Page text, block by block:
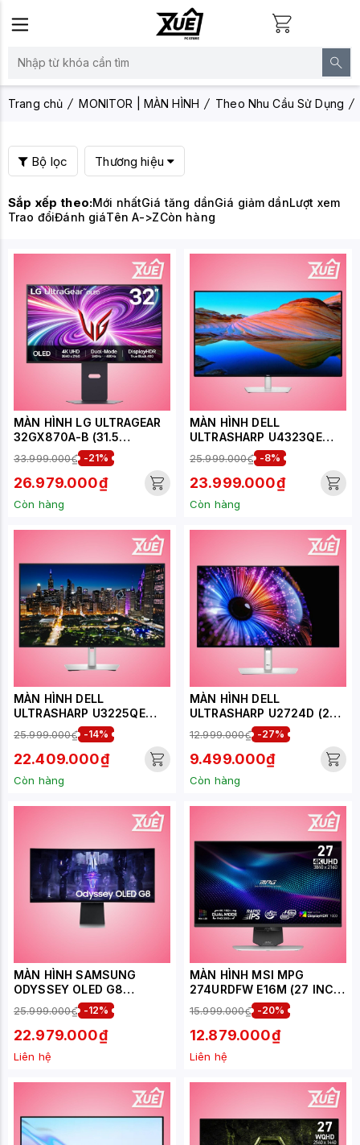
Trang chủ MONITOR | MÀN HÌNH Theo Nhu Cầu Sử Dụng
Bộ lọc Thương hiệu
Sắp xếp theo:Mới nhấtGiá tăng dầnGiá giảm dầnLượt xem
Trao đổiĐánh giáTên A->ZCòn hàng
MÀN HÌNH LG ULTRAGEAR
32GX870A-B (31.5
INCH/OLED/UHD-
240HZ/FHD-
480HZ/0.03MS/USB-C)
33.999.000₫ -21%
26.979.000₫
Còn hàng
MÀN HÌNH DELL
ULTRASHARP U4323QE
INCH/4K/IPS/60HZ/5MS)
25.999.000₫ -8%
23.999.000₫
Còn hàng
MÀN HÌNH DELL
ULTRASHARP U3225QE
(31.5 INCH - IPS - 4K -
120HZ - 5MS)
25.999.000₫ -14%
22.409.000₫
Còn hàng
MÀN HÌNH DELL
ULTRASHARP U2724D (27
INCH/QHD/IPS/120HZ/5MS/
USB-C)
12.999.000₫ -27%
9.499.000₫
Còn hàng
MÀN HÌNH SAMSUNG
ODYSSEY OLED G8
LS34BG850SEXXV (34
INCH/WQHD/OLED/175HZ/0
.1MS/CONG)
25.999.000₫ -12%
22.979.000₫
Liên hệ
MÀN HÌNH MSI MPG
274URDFW E16M (27 INCH
- IPS - 4K - 160HZ -
0.5MS)
15.999.000₫ -20%
12.879.000₫
Liên hệ